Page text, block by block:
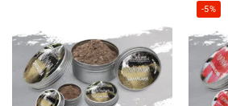
-5%